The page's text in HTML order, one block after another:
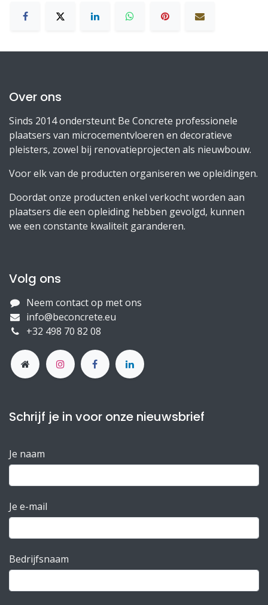
Over ons
Sinds 2014 ondersteunt Be Concrete professionele
plaatsers van microcementvloeren en decoratieve
pleisters, zowel bij renovatieprojecten als nieuwbouw.
Voor elk van de producten organiseren we opleidingen.
Doordat onze producten enkel verkocht worden aan
plaatsers die een opleiding hebben gevolgd, kunnen
we een constante kwaliteit garanderen.
Volg ons
Neem contact op met ons
info@beconcrete.eu
+32 498 70 82 08
Schrijf je in voor onze nieuwsbrief
Je naam
Je e-mail
Bedrijfsnaam